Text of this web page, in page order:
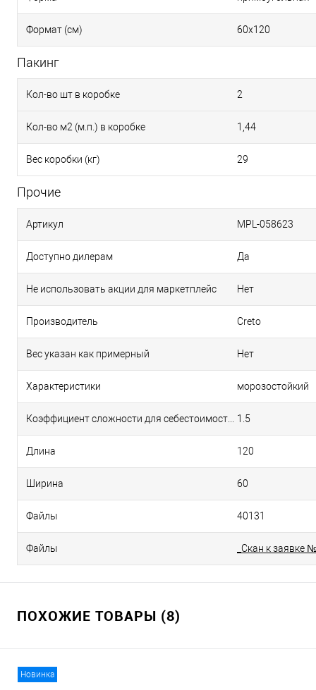
Формат (см) 60х120
Пакинг
Кол-во шт в коробке 2
Кол-во м2 (м.п.) в коробке 1,44
Вес коробки (кг) 29
Прочие
Артикул MPL-058623
Доступно дилерам Да
Не использовать акции для маркетплейс Нет
Производитель Creto
Вес указан как примерный Нет
Характеристики морозостойкий
1.5
Длина 120
Ширина 60
Файлы 40131
Файлы _Скан к заявке
ПОХОЖИЕ ТОВАРЫ (8)
Новинка